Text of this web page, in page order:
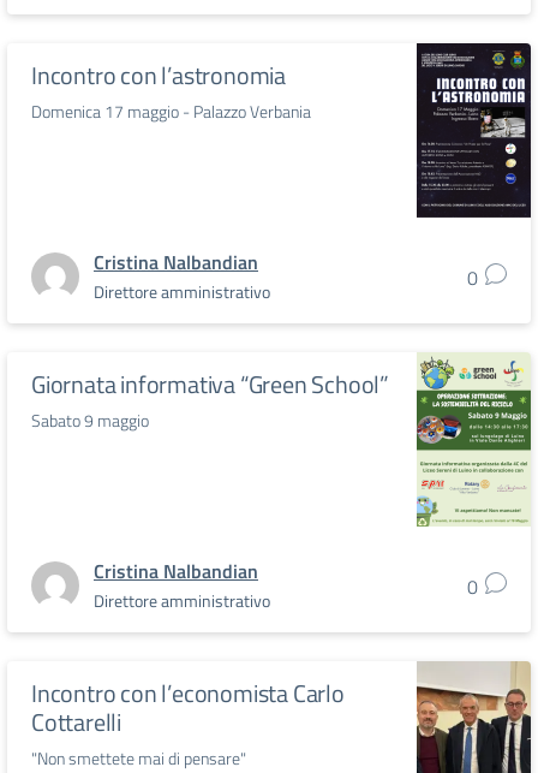
Incontro con l’astronomia
Domenica 17 maggio - Palazzo Verbania
Cristina Nalbandian
Direttore amministrativo 0
Giornata informativa “Green School”
Sabato 9 maggio
Cristina Nalbandian
Direttore amministrativo 0
Incontro con l’economista Carlo
Cottarelli
"Non smettete mai di pensare"